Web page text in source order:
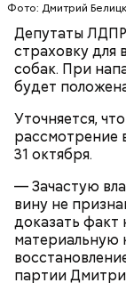
Фото: Дмитрий
Депутаты
страховку для
собак. При
будет
Уточняется,
рассмотрение
31 октября.
— Зачастую
вину не
доказать факт
материальную
партии
Спагетти
— В дыне
Ранние плоды,